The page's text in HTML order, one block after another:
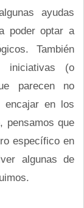
ayudas
poder optar a
También
iniciativas (o
parecen no
encajar en los
pensamos que
específico en
algunas de